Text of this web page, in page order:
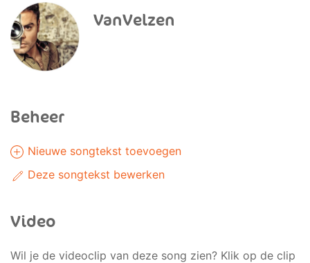
VanVelzen
Beheer
Nieuwe songtekst toevoegen
Deze songtekst bewerken
Video
Wil je de videoclip van deze song zien? Klik op de clip